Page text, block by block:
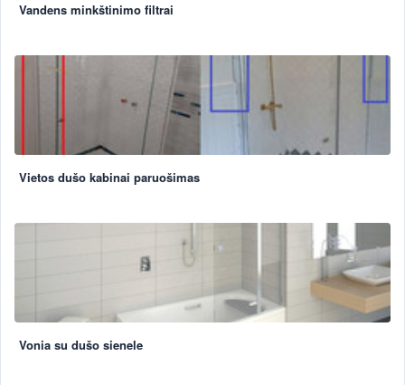
Vandens minkštinimo filtrai
Vietos dušo kabinai paruošimas
Vonia su dušo sienele